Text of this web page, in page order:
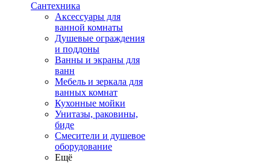
Сантехника
Аксессуары для
ванной комнаты
Душевые ограждения
и поддоны
Ванны и экраны для
ванн
Мебель и зеркала для
ванных комнат
Кухонные мойки
Унитазы, раковины,
биде
Смесители и душевое
оборудование
Ещё